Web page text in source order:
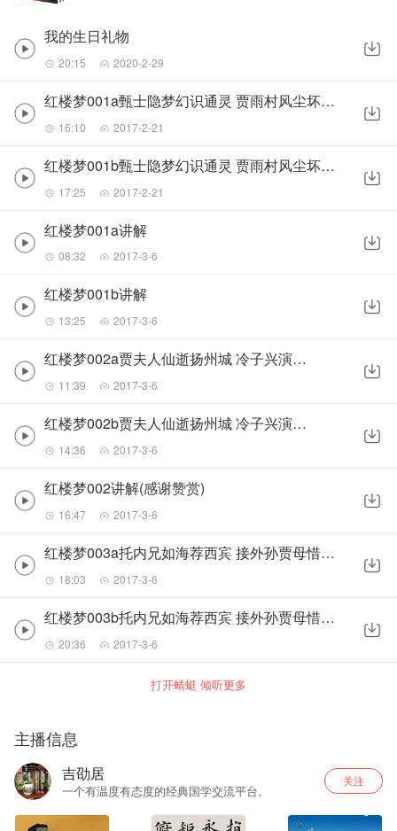
我的生日礼物
20:15 2020-2-29
红楼梦001a甄士隐梦幻识通灵 贾雨村风尘坏闺秀(感谢赞赏)
16:10 2017-2-21
红楼梦001b甄士隐梦幻识通灵 贾雨村风尘坏闺秀(感谢赞赏)
17:25 2017-2-21
红楼梦001a讲解
08:32 2017-3-6
红楼梦001b讲解
13:25 2017-3-6
红楼梦002a贾夫人仙逝扬州城 冷子兴演说荣国府
11:39 2017-3-6
红楼梦002b贾夫人仙逝扬州城 冷子兴演说荣国府
14:36 2017-3-6
红楼梦002讲解(感谢赞赏)
16:47 2017-3-6
红楼梦003a托内兄如海荐西宾 接外孙贾母惜孤女(感谢赞赏)
18:03 2017-3-6
红楼梦003b托内兄如海荐西宾 接外孙贾母惜孤女(感谢赞赏)
20:36 2017-3-6
打开蜻蜓 倾听更多
主播信息
吉劭居
一个有温度有态度的经典国学交流平台。
关注